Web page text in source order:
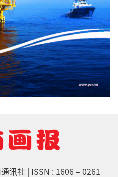
讯社 | ISSN : 1606 – 0261